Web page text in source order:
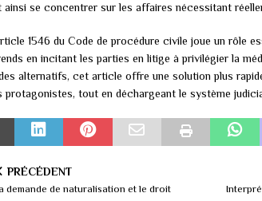
ainsi se concentrer sur les affaires nécessitant
1546 du Code de procédure civile joue un rôle
en incitant les parties en litige à privilégier la
alternatifs, cet article offre une solution plus
protagonistes, tout en déchargeant le système
PRÉCÉDENT
demande de naturalisation et le droit